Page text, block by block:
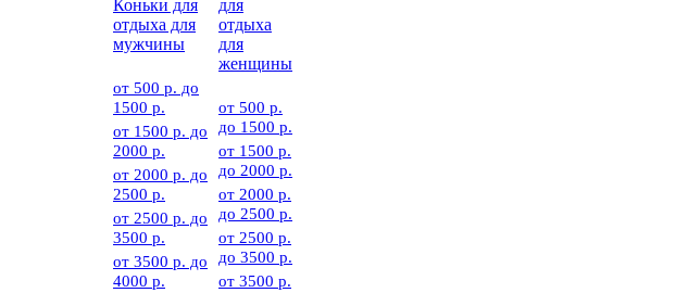
Коньки для
отдыха для
мужчины
от 500 р. до
1500 р.
от 1500 р. до
2000 р.
от 2000 р. до
2500 р.
от 2500 р. до
3500 р.
от 3500 р. до
4000 р.
для
отдыха
для
женщины
от 500 р.
до 1500 р.
от 1500 р.
до 2000 р.
от 2000 р.
до 2500 р.
от 2500 р.
до 3500 р.
от 3500 р.